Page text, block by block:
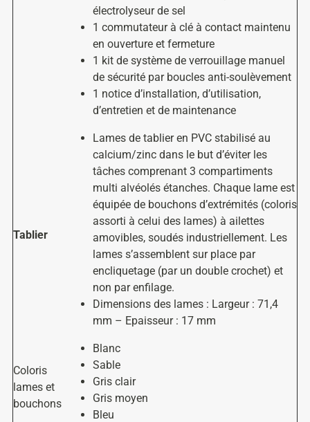
électrolyseur de sel
1 commutateur à clé à contact maintenu
en ouverture et fermeture
1 kit de système de verrouillage manuel
de sécurité par boucles anti-soulèvement
1 notice d’installation, d’utilisation,
d’entretien et de maintenance
Tablier
Lames de tablier en PVC stabilisé au
calcium/zinc dans le but d’éviter les
tâches comprenant 3 compartiments
multi alvéolés étanches. Chaque lame est
équipée de bouchons d’extrémités (coloris
assorti à celui des lames) à ailettes
amovibles, soudés industriellement. Les
lames s’assemblent sur place par
encliquetage (par un double crochet) et
non par enfilage.
Dimensions des lames : Largeur : 71,4
mm – Epaisseur : 17 mm
Coloris
lames et
bouchons
Blanc
Sable
Gris clair
Gris moyen
Bleu